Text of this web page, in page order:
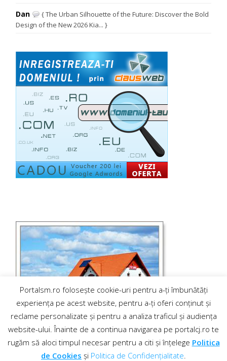
Dan
{ The Urban Silhouette of the Future: Discover the Bold
Design of the New 2026 Kia... }
Portalsm.ro folosește cookie-uri pentru a-ți îmbunătăți
experiența pe acest website, pentru a-ți oferi conținut și
reclame personalizate și pentru a analiza traficul și audiența
website-ului. Înainte de a continua navigarea pe portalcj.ro te
rugăm să aloci timpul necesar pentru a citi și înțelege Politica
de Cookies și Politica de Confidențialitate.